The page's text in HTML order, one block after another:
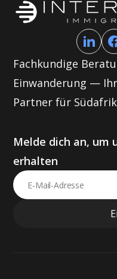
Fachkundige
Einwanderung —
Partner für
Melde dich an, um
erhalten